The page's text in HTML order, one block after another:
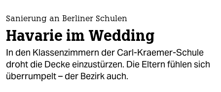
themen
politik
öko
gesellschaft
Sanierung an Berliner Schulen
Havarie im Wedding
In den Klassenzimmern der Carl-Kraemer-Schule
droht die Decke einzustürzen. Die Eltern fühlen sich
überrumpelt – der Bezirk auch.